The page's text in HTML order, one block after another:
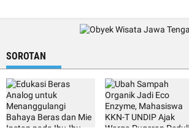
SOROTAN